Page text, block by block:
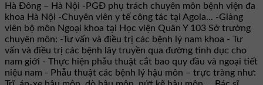
Hà Đông – Hà Nội -PGĐ phụ trách chuyên môn bệnh viện đa
khoa Hà Nội -Chuyên viên y tế công tác tại Agola... -Giảng
viên bộ môn Ngoại khoa tại Học viện Quân Y 103 Sở trưởng
chuyên môn: -Tư vấn và điều trị các bệnh lý nam khoa - Tư
vấn và điều trị các bệnh lây truyền qua đường tình dục cho
nam giới - Thực hiện phẫu thuật cắt bao quy đầu và ngoại tiết
niệu nam - Phẫu thuật các bệnh lý hậu môn – trực tràng như: